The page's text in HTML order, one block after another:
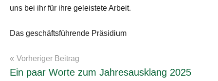
uns bei ihr für ihre geleistete Arbeit.
Das geschäftsführende Präsidium
News
Beitragsnavigation
Vorheriger Beitrag
Ein paar Worte zum Jahresausklang 2025